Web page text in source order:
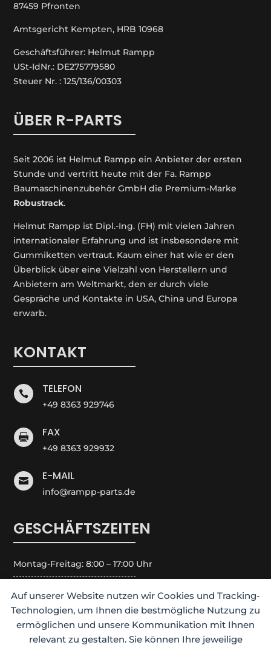
Auf unserer Website nutzen wir Cookies und Tracking-
Technologien, um Ihnen die bestmögliche Nutzung zu
ermöglichen und unsere Kommunikation mit Ihnen
relevant zu gestalten. Sie können Ihre jeweilige
87459 Pfronten
Amtsgericht Kempten, HRB 10968
Geschäftsführer: Helmut Rampp
USt-IdNr.: DE275779580
Steuer Nr. : 125/136/00303
ÜBER R-PARTS
Seit 2006 ist Helmut Rampp ein An­bieter der ersten
Stunde und vertritt heute mit der Fa. Rampp
Baumaschinenzubehör GmbH die Premium-Marke
Robustrack.
Helmut Rampp ist Dipl.-Ing. (FH) mit vielen Jahren
internationaler Erfahrung und ist insbesondere mit
Gummiketten vertraut. Kaum einer hat wie er den
Überblick über eine Vielzahl von Herstellern und
Anbietern am Weltmarkt, den er durch viele
Gespräche und Kontakte in USA, China und Europa
erwarb.
KONTAKT
 TELEFON
+49 8363 929746
 FAX
+49 8363 929932
 E-MAIL
info@rampp-parts.de
GESCHÄFTSZEITEN
Montag-Freitag: 8:00 – 17:00 Uhr
Samstag: Geschlossen
Sonntag: Geschlossen